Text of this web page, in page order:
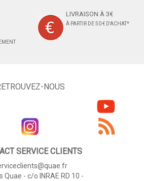
LIVRAISON À 3€
À PARTIR DE 50 € D'ACHAT*
NOUS
SERVICE CLIENTS
Quae - c/o INRAE RD 10 -